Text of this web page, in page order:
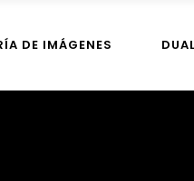
DE IMÁGENES